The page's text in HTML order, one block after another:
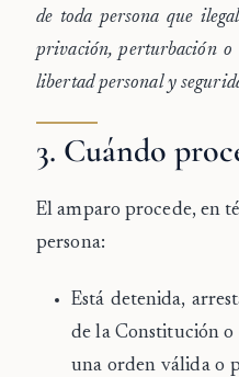
de toda persona que
privación, perturbación o
libertad personal y
3. Cuándo
El amparo procede, en
persona:
Está detenida,
de la Constitución
una orden válida o